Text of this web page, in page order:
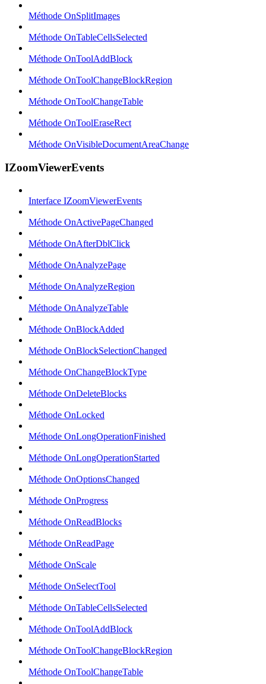
Méthode OnSplitImages
Méthode OnTableCellsSelected
Méthode OnToolAddBlock
Méthode OnToolChangeBlockRegion
Méthode OnToolChangeTable
Méthode OnToolEraseRect
Méthode OnVisibleDocumentAreaChange
IZoomViewerEvents
Interface IZoomViewerEvents
Méthode OnActivePageChanged
Méthode OnAfterDblClick
Méthode OnAnalyzePage
Méthode OnAnalyzeRegion
Méthode OnAnalyzeTable
Méthode OnBlockAdded
Méthode OnBlockSelectionChanged
Méthode OnChangeBlockType
Méthode OnDeleteBlocks
Méthode OnLocked
Méthode OnLongOperationFinished
Méthode OnLongOperationStarted
Méthode OnOptionsChanged
Méthode OnProgress
Méthode OnReadBlocks
Méthode OnReadPage
Méthode OnScale
Méthode OnSelectTool
Méthode OnTableCellsSelected
Méthode OnToolAddBlock
Méthode OnToolChangeBlockRegion
Méthode OnToolChangeTable